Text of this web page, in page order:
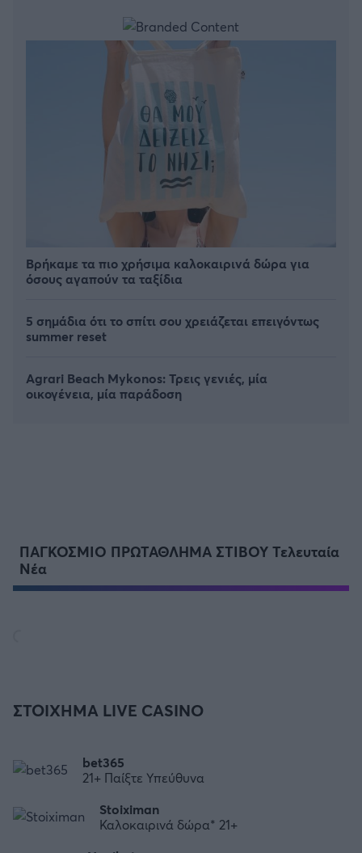
Βρήκαμε τα πιο χρήσιμα καλοκαιρινά δώρα για
όσους αγαπούν τα ταξίδια
5 σημάδια ότι το σπίτι σου χρειάζεται επειγόντως
summer reset
Agrari Beach Mykonos: Τρεις γενιές, μία
οικογένεια, μία παράδοση
ΠΑΓΚΟΣΜΙΟ ΠΡΩΤΑΘΛΗΜΑ ΣΤΙΒΟΥ Τελευταία
Νέα
ΣΤΟΙΧΗΜΑ LIVE CASINO
Stoiximan
Καλοκαιρινά δώρα* 21+
bet365
21+ Παίξτε Υπεύθυνα